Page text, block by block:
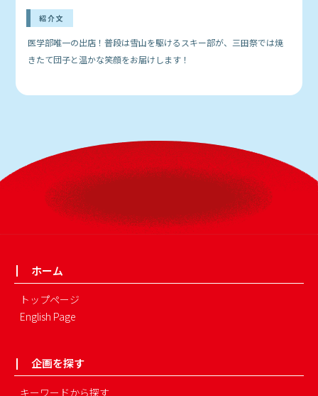
紹介文
医学部唯一の出店！普段は雪山を駆けるスキー部が、三田祭では焼
きたて団子と温かな笑顔をお届けします！
ホーム
トップページ
English Page
企画を探す
キーワードから探す